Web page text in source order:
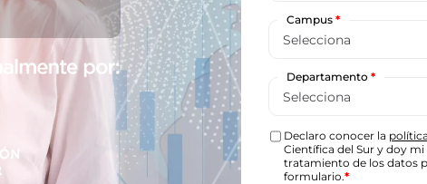
Campus*
Departamento*
Declaro conocer la
Científica del Sur y doy
tratamiento de los datos
formulario.*